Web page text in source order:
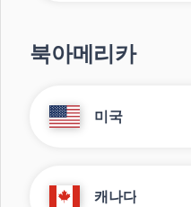
북아메리카
미국
캐나다